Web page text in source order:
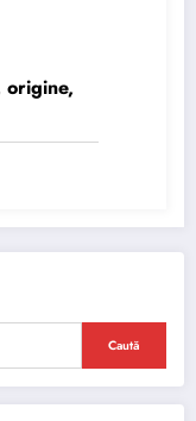
origine,
Caută